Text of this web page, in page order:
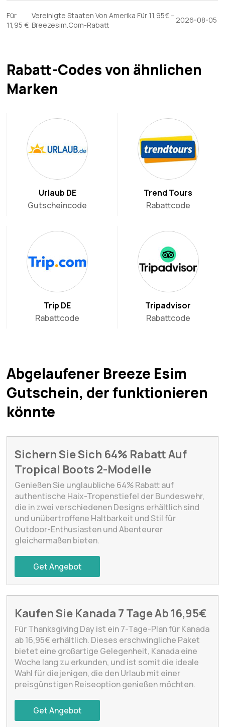
Für
11,95 €
Vereinigte Staaten Von Amerika Für 11,95€ –
Breezesim.Com-Rabatt
2026-08-05
Rabatt-Codes von ähnlichen
Marken
Urlaub DE
Gutscheincode
Trend Tours
Rabattcode
Trip DE
Rabattcode
Tripadvisor
Rabattcode
Abgelaufener Breeze Esim
Gutschein, der funktionieren
könnte
Sichern Sie Sich 64% Rabatt Auf
Tropical Boots 2-Modelle
Genießen Sie unglaubliche 64% Rabatt auf
authentische Haix-Tropenstiefel der Bundeswehr,
die in zwei verschiedenen Designs erhältlich sind
und unübertroffene Haltbarkeit und Stil für
Outdoor-Enthusiasten und Abenteurer
gleichermaßen bieten.
Get Angebot
Kaufen Sie Kanada 7 Tage Ab 16,95€
Für Thanksgiving Day ist ein 7-Tage-Plan für Kanada
ab 16,95€ erhältlich. Dieses erschwingliche Paket
bietet eine großartige Gelegenheit, Kanada eine
Woche lang zu erkunden, und ist somit die ideale
Wahl für diejenigen, die den Urlaub mit einer
preisgünstigen Reiseoption genießen möchten.
Get Angebot